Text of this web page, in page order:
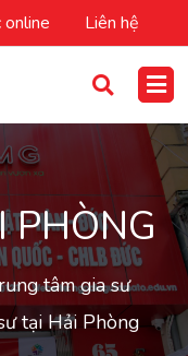
online Liên hệ
PHÒNG
tâm gia sư
tại Hải Phòng